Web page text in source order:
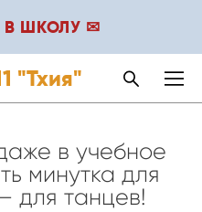
ШКОЛУ ✉
"Тхия"
в учебное
минутка для
для танцев!